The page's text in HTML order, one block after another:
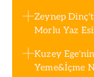
Zeynep
Morlu Yaz
Kuzey
Yeme&İçme